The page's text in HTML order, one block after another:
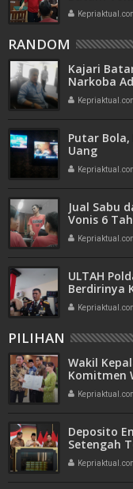
RANDOM
Kajari
Narkoba
Putar
Uang
Jual Sabu
Vonis 6
ULTAH
Berdirinya
Telapak
PILIHAN
Wakil
Komitmen
Deposito
Setengah
Bank Emas